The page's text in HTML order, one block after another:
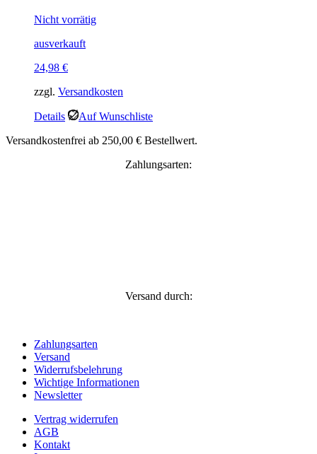
Nicht vorrätig
ausverkauft
24,98 €
zzgl. Versandkosten
Details
Auf Wunschliste
Versandkostenfrei ab 250,00 € Bestellwert.
Zahlungsarten:
Versand durch:
Zahlungsarten
Versand
Widerrufsbelehrung
Wichtige Informationen
Newsletter
Vertrag widerrufen
AGB
Kontakt